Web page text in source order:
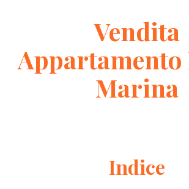
Vendita
Appartamento
Marina
Indice